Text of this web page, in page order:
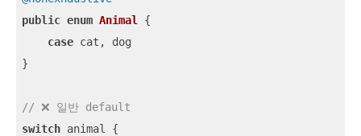
public enum Animal
{
case cat, dog
}
// ❌ 일반 default
switch